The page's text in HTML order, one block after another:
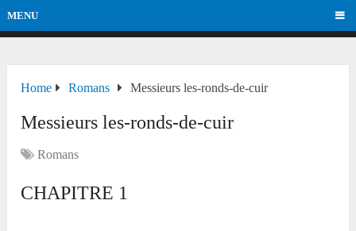
MENU
Home Romans Messieurs les-ronds-de-cuir
Messieurs les-ronds-de-cuir
Romans
CHAPITRE 1